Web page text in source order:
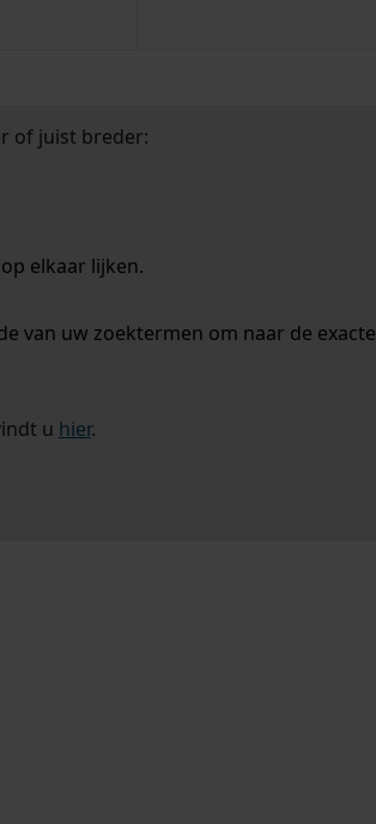
of juist breder:
elkaar lijken.
van uw zoektermen om naar de exacte
u hier.